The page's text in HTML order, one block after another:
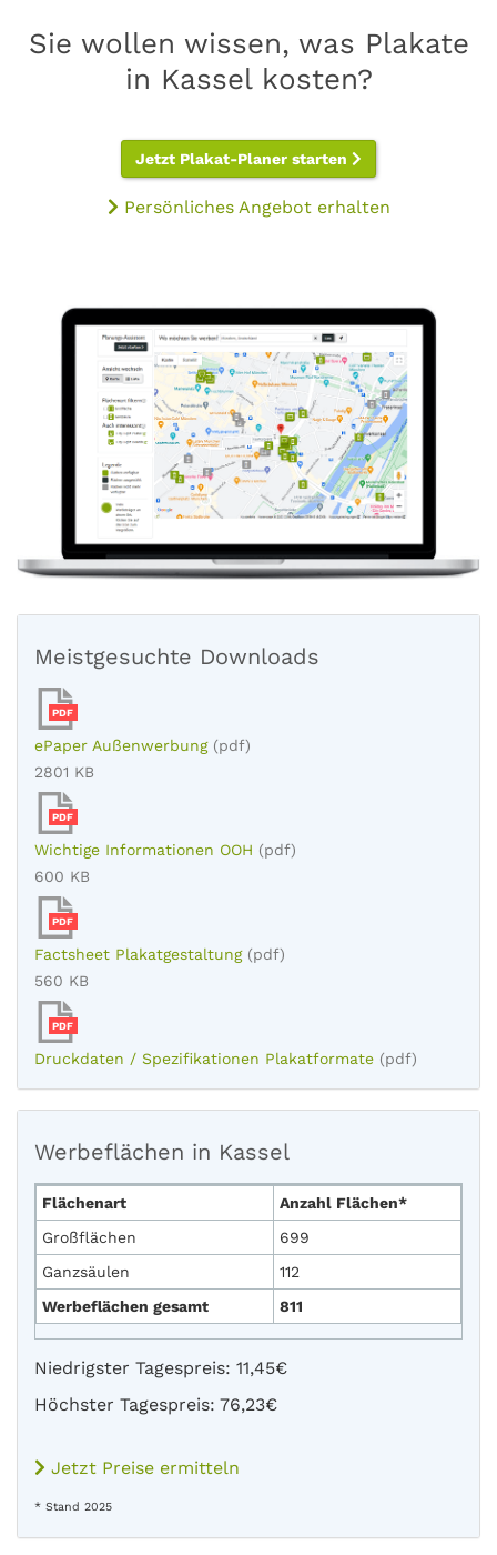
Sie wollen wissen, was Plakate
in Kassel kosten?
Jetzt Plakat-Planer starten
Persönliches Angebot erhalten
Meistgesuchte Downloads
PDF
ePaper Außenwerbung (pdf)
2801 KB
PDF
Wichtige Informationen OOH (pdf)
600 KB
PDF
Factsheet Plakatgestaltung (pdf)
560 KB
PDF
Druckdaten / Spezifikationen Plakatformate (pdf)
Werbeflächen in Kassel
Flächenart
Anzahl Flächen*
Großflächen
699
Ganzsäulen
112
Werbeflächen gesamt
811
Niedrigster Tagespreis: 11,45€
Höchster Tagespreis: 76,23€
Jetzt Preise ermitteln
* Stand 2025